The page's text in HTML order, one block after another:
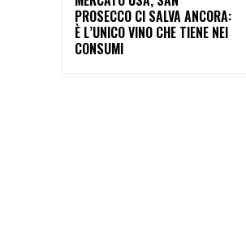
PROSECCO CI SALVA ANCORA:
È L’UNICO VINO CHE TIENE NEI
CONSUMI